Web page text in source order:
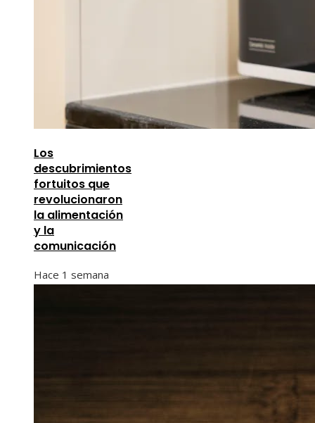
Los
descubrimientos
fortuitos que
revolucionaron
la alimentación
y la
comunicación
Hace 1 semana